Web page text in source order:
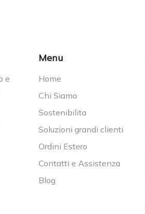
e
Menu
Home
Chi Siamo
Sostenibilita
Soluzioni grandi clienti
Ordini Estero
Contatti e Assistenza
Blog